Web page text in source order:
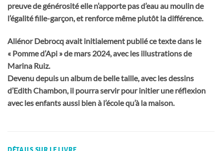
preuve de générosité elle n’apporte pas d’eau au moulin de
l’égalité fille-garçon, et renforce même plutôt la différence.
Aliénor Debrocq avait initialement publié ce texte dans le
« Pomme d’Api » de mars 2024, avec les illustrations de
Marina Ruiz.
Devenu depuis un album de belle taille, avec les dessins
d’Edith Chambon, il pourra servir pour initier une réflexion
avec les enfants aussi bien à l’école qu’à la maison.